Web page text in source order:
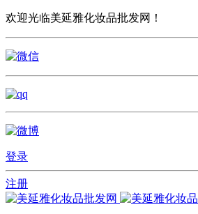
欢迎光临美延雅化妆品批发网！
登录
注册